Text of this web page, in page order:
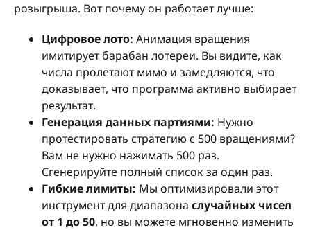
розыгрыша. Вот почему он работает лучше:
Цифровое лото: Анимация вращения
имитирует барабан лотереи. Вы видите, как
числа пролетают мимо и замедляются, что
доказывает, что программа активно выбирает
результат.
Генерация данных партиями: Нужно
протестировать стратегию с 500 вращениями?
Вам не нужно нажимать 500 раз.
Сгенерируйте полный список за один раз.
Гибкие лимиты: Мы оптимизировали этот
инструмент для диапазона случайных чисел
от 1 до 50, но вы можете мгновенно изменить